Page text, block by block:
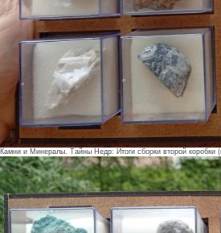
Камни и Минералы. Тайны Недр: Итоги сборки второй